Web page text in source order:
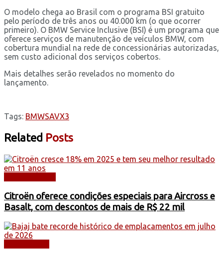
O modelo chega ao Brasil com o programa BSI gratuito
pelo período de três anos ou 40.000 km (o que ocorrer
primeiro). O BMW Service Inclusive (BSI) é um programa que
oferece serviços de manutenção de veículos BMW, com
cobertura mundial na rede de concessionárias autorizadas,
sem custo adicional dos serviços cobertos.
Mais detalhes serão revelados no momento do
lançamento.
Tags: BMWSAVX3
Related Posts
Citroën oferece condições especiais para Aircross e
Basalt, com descontos de mais de R$ 22 mil